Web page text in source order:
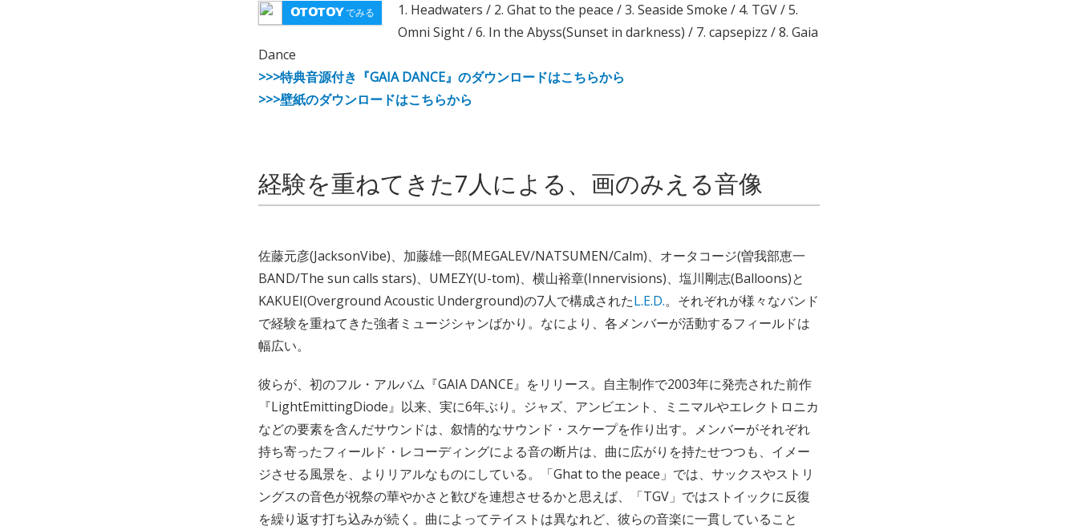
でみる
1. Headwaters / 2. Ghat to the peace / 3. Seaside Smoke / 4. TGV / 5.
Omni Sight / 6. In the Abyss(Sunset in darkness) / 7. capsepizz / 8. Gaia
Dance
>>>特典音源付き『GAIA DANCE』のダウンロードはこちらから
>>>壁紙のダウンロードはこちらから
経験を重ねてきた7人による、画のみえる音像
佐藤元彦(JacksonVibe)、加藤雄一郎(MEGALEV/NATSUMEN/Calm)、オータコージ(曽我部恵一
BAND/The sun calls stars)、UMEZY(U-tom)、横山裕章(Innervisions)、塩川剛志(Balloons)と
KAKUEI(Overground Acoustic Underground)の7人で構成されたL.E.D.。それぞれが様々なバンド
で経験を重ねてきた強者ミュージシャンばかり。なにより、各メンバーが活動するフィールドは
幅広い。
彼らが、初のフル・アルバム『GAIA DANCE』をリリース。自主制作で2003年に発売された前作
『LightEmittingDiode』以来、実に6年ぶり。ジャズ、アンビエント、ミニマルやエレクトロニカ
などの要素を含んだサウンドは、叙情的なサウンド・スケープを作り出す。メンバーがそれぞれ
持ち寄ったフィールド・レコーディングによる音の断片は、曲に広がりを持たせつつも、イメー
ジさせる風景を、よりリアルなものにしている。「Ghat to the peace」では、サックスやストリ
ングスの音色が祝祭の華やかさと歓びを連想させるかと思えば、「TGV」ではストイックに反復
を繰り返す打ち込みが続く。曲によってテイストは異なれど、彼らの音楽に一貫していること